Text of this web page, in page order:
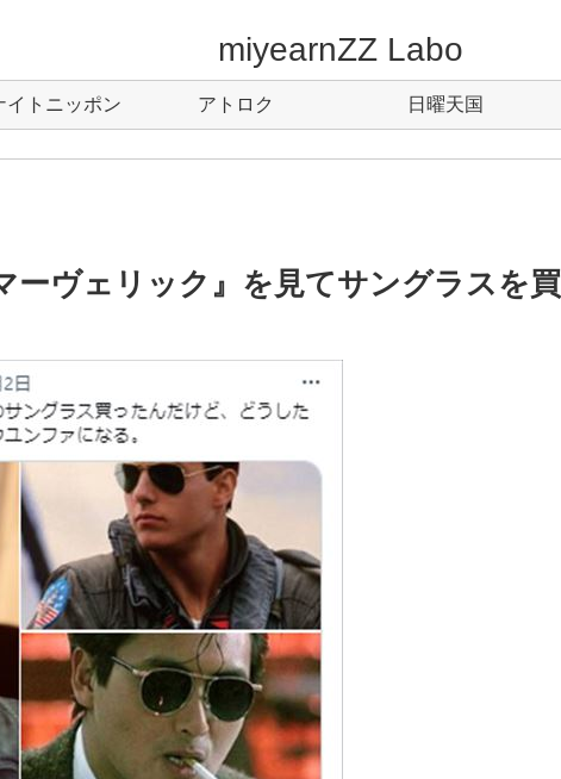
miyearnZZ Labo
イトニッポン アトロク 日曜天国
ーヴェリック』を見てサングラスを買